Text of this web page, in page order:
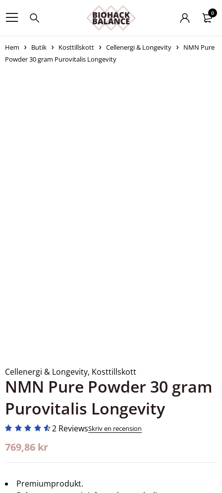
0
Hem Butik Kosttillskott Cellenergi & Longevity
NMN Pure
Powder 30 gram Purovitalis Longevity
Cellenergi & Longevity, Kosttillskott
NMN Pure Powder 30 gram
Purovitalis Longevity
2 ReviewsSkriv en recension
769,86 kr
Premiumprodukt.